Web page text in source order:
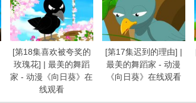
[第18集喜欢被夸奖的
玫瑰花] | 最美的舞蹈
家 - 动漫《向日葵》在
线观看
[第17集迟到的理由] |
最美的舞蹈家 - 动漫
《向日葵》在线观看